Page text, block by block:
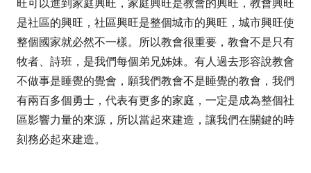
是社區的興旺，社區興旺是整個城市的興旺，城市興旺使
整個國家就必然不一樣。所以教會很重要，教會不是只有
牧者、詩班，是我們每個弟兄姊妹。有人過去形容說教會
不做事是睡覺的覺會，願我們教會不是睡覺的教會，我們
有兩百多個勇士，代表有更多的家庭，一定是成為整個社
區影響力量的來源，所以當起來建造，讓我們在關鍵的時
刻務必起來建造。